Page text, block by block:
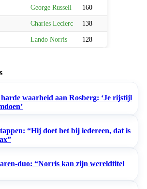
George Russell 160
Charles Leclerc 138
Lando Norris 128
waarheid aan Rosberg: ‘Je rijstijl
“Hij doet het bij iedereen, dat is
duo: “Norris kan zijn wereldtitel